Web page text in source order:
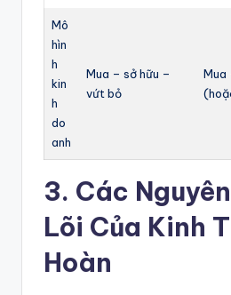
Mô
hìn
h
kin
h
do
anh
Mua – sở hữu –
vứt bỏ
Mua
3. Các
Lõi Của Kinh
Hoàn